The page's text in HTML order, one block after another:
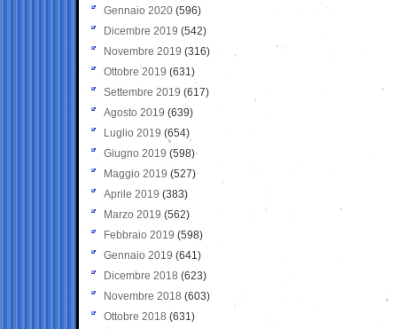
Gennaio 2020 (596)
Dicembre 2019 (542)
Novembre 2019 (316)
Ottobre 2019 (631)
Settembre 2019 (617)
Agosto 2019 (639)
Luglio 2019 (654)
Giugno 2019 (598)
Maggio 2019 (527)
Aprile 2019 (383)
Marzo 2019 (562)
Febbraio 2019 (598)
Gennaio 2019 (641)
Dicembre 2018 (623)
Novembre 2018 (603)
Ottobre 2018 (631)